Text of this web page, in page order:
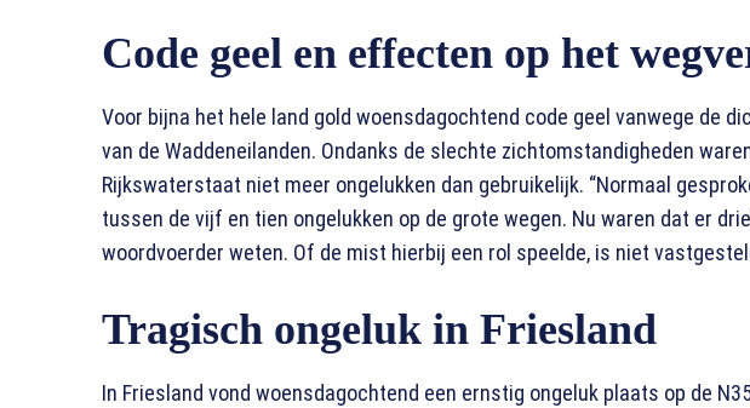
Code geel en effecten op het
Voor bijna het hele land gold woensdagochtend code geel vanwege de
van de Waddeneilanden. Ondanks de slechte zichtomstandigheden
Rijkswaterstaat niet meer ongelukken dan gebruikelijk. “Normaal
tussen de vijf en tien ongelukken op de grote wegen. Nu waren dat er
woordvoerder weten. Of de mist hierbij een rol speelde, is niet
Tragisch ongeluk in Friesland
In Friesland vond woensdagochtend een ernstig ongeluk plaats op de